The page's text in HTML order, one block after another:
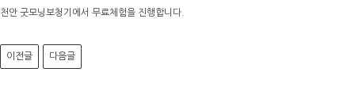
천안 굿모닝보청기에서 무료체험을 진행합니다.
이전글 다음글